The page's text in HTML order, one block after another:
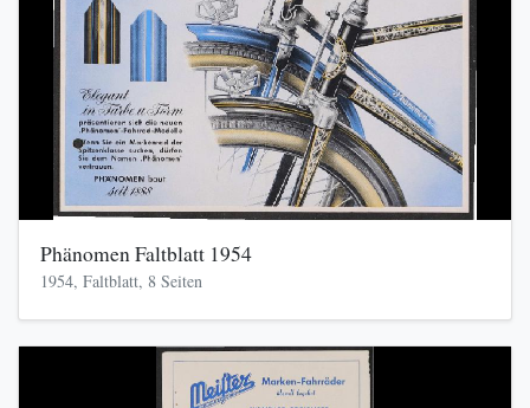
Phänomen Faltblatt 1954
1954, Faltblatt, 8 Seiten